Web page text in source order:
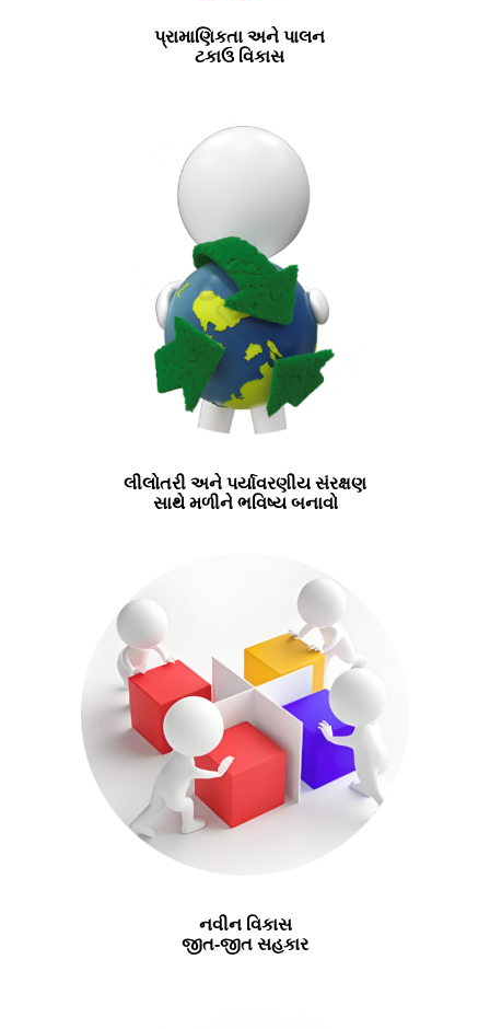
પ્રામાણિકતા અને પાલન
ટકાઉ વિકાસ
લીલોતરી અને પર્યાવરણીય સંરક્ષણ
સાથે મળીને ભવિષ્ય બનાવો
નવીન વિકાસ
જીત-જીત સહકાર